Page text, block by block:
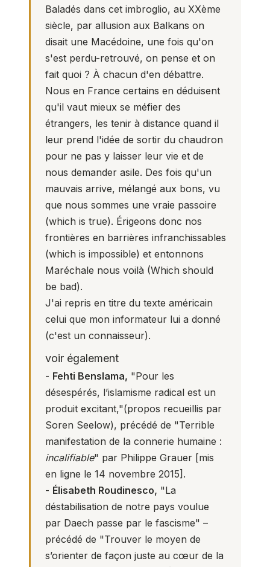
Baladés dans cet imbroglio, au XXème
siècle, par allusion aux Balkans on
disait une Macédoine, une fois qu'on
s'est perdu-retrouvé, on pense et on
fait quoi ? À chacun d'en débattre.
Nous en France certains en déduisent
qu'il vaut mieux se méfier des
étrangers, les tenir à distance quand il
leur prend l'idée de sortir du chaudron
pour ne pas y laisser leur vie et de
nous demander asile. Des fois qu'un
mauvais arrive, mélangé aux bons, vu
que nous sommes une vraie passoire
(which is true). Érigeons donc nos
frontières en barrières infranchissables
(which is impossible) et entonnons
Maréchale nous voilà (Which should
be bad).
J'ai repris en titre du texte américain
celui que mon informateur lui a donné
(c'est un connaisseur).
voir également
- Fehti Benslama, "Pour les
désespérés, l’islamisme radical est un
produit excitant,"(propos recueillis par
Soren Seelow), précédé de "Terrible
manifestation de la connerie humaine :
incalifiable" par Philippe Grauer [mis
en ligne le 14 novembre 2015].
- Élisabeth Roudinesco, "La
déstabilisation de notre pays voulue
par Daech passe par le fascisme" –
précédé de "Trouver le moyen de
s’orienter de façon juste au cœur de la